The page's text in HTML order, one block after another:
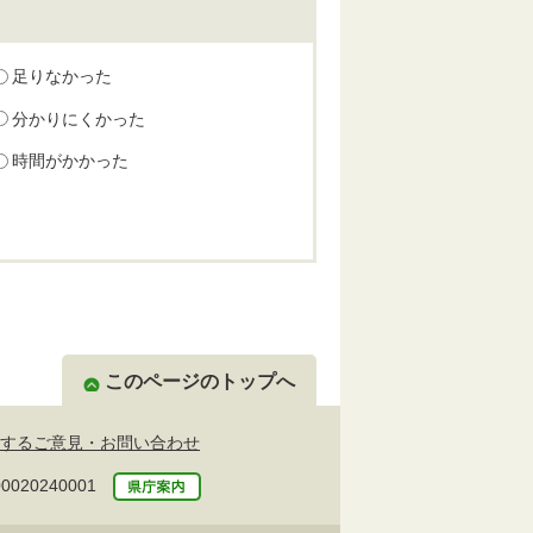
足りなかった
分かりにくかった
時間がかかった
このページのトップへ
るご意見・お問い合わせ